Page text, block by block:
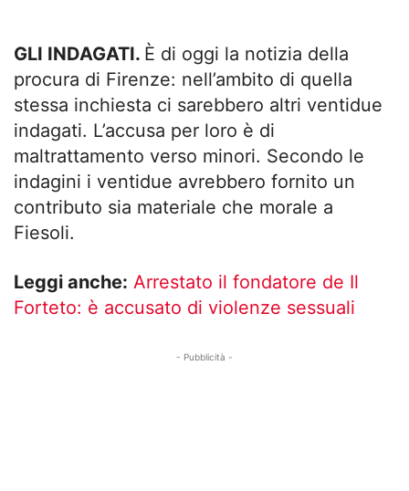
GLI INDAGATI. È di oggi la notizia della
procura di Firenze: nell’ambito di quella
stessa inchiesta ci sarebbero altri ventidue
indagati. L’accusa per loro è di
maltrattamento verso minori. Secondo le
indagini i ventidue avrebbero fornito un
contributo sia materiale che morale a
Fiesoli.
Leggi anche: Arrestato il fondatore de Il
Forteto: è accusato di violenze sessuali
- Pubblicità -